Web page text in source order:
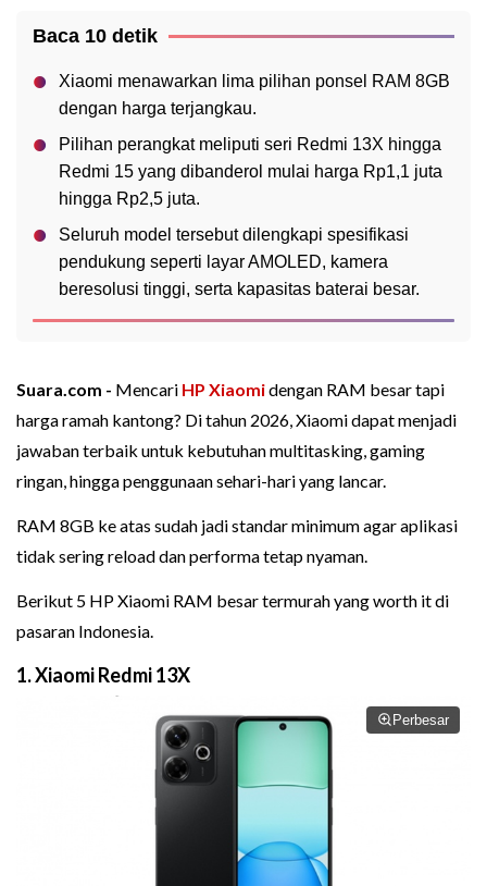
Baca 10 detik
Xiaomi menawarkan lima pilihan ponsel RAM 8GB
dengan harga terjangkau.
Pilihan perangkat meliputi seri Redmi 13X hingga
Redmi 15 yang dibanderol mulai harga Rp1,1 juta
hingga Rp2,5 juta.
Seluruh model tersebut dilengkapi spesifikasi
pendukung seperti layar AMOLED, kamera
beresolusi tinggi, serta kapasitas baterai besar.
Suara.com - Mencari HP Xiaomidengan RAM besar tapi
harga ramah kantong? Di tahun 2026, Xiaomi dapat menjadi
jawaban terbaik untuk kebutuhan multitasking, gaming
ringan, hingga penggunaan sehari-hari yang lancar.
RAM 8GB ke atas sudah jadi standar minimum agar aplikasi
tidak sering reload dan performa tetap nyaman.
Berikut 5 HP Xiaomi RAM besar termurah yang worth it di
pasaran Indonesia.
1. Xiaomi Redmi 13X
Perbesar